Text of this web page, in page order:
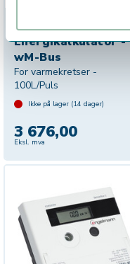
Sensostar C,
Energikalkulator -
wM-Bus
For varmekretser -
100L/Puls
Ikke på lager (14 dager)
3 676,00
Eksl. mva